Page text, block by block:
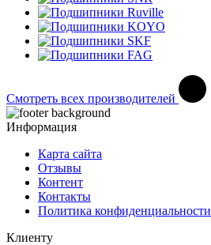
Смотреть всех производителей
Информация
Карта сайта
Отзывы
Контент
Контакты
Политика конфиденциальности
Клиенту